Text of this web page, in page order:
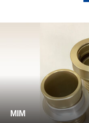
MIM